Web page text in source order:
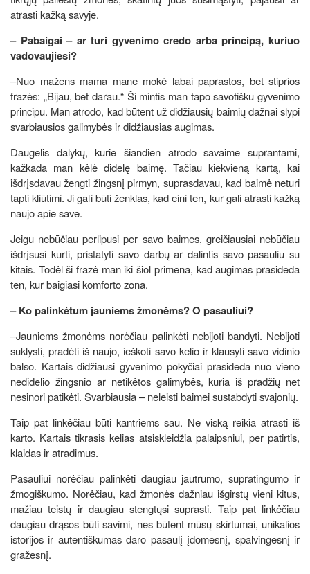
atrasti kažką savyje.
– Pabaigai – ar turi gyvenimo credo arba principą, kuriuo
vadovaujiesi?
–Nuo mažens mama mane mokė labai paprastos, bet stiprios
frazės: „Bijau, bet darau.“ Ši mintis man tapo savotišku gyvenimo
principu. Man atrodo, kad būtent už didžiausių baimių dažnai slypi
svarbiausios galimybės ir didžiausias augimas.
Daugelis dalykų, kurie šiandien atrodo savaime suprantami,
kažkada man kėlė didelę baimę. Tačiau kiekvieną kartą, kai
išdrįsdavau žengti žingsnį pirmyn, suprasdavau, kad baimė neturi
tapti kliūtimi. Ji gali būti ženklas, kad eini ten, kur gali atrasti kažką
naujo apie save.
Jeigu nebūčiau perlipusi per savo baimes, greičiausiai nebūčiau
išdrįsusi kurti, pristatyti savo darbų ar dalintis savo pasauliu su
kitais. Todėl ši frazė man iki šiol primena, kad augimas prasideda
ten, kur baigiasi komforto zona.
– Ko palinkėtum jauniems žmonėms? O pasauliui?
–Jauniems žmonėms norėčiau palinkėti nebijoti bandyti. Nebijoti
suklysti, pradėti iš naujo, ieškoti savo kelio ir klausyti savo vidinio
balso. Kartais didžiausi gyvenimo pokyčiai prasideda nuo vieno
nedidelio žingsnio ar netikėtos galimybės, kuria iš pradžių net
nesinori patikėti. Svarbiausia – neleisti baimei sustabdyti svajonių.
Taip pat linkėčiau būti kantriems sau. Ne viską reikia atrasti iš
karto. Kartais tikrasis kelias atsiskleidžia palaipsniui, per patirtis,
klaidas ir atradimus.
Pasauliui norėčiau palinkėti daugiau jautrumo, supratingumo ir
žmogiškumo. Norėčiau, kad žmonės dažniau išgirstų vieni kitus,
mažiau teistų ir daugiau stengtųsi suprasti. Taip pat linkėčiau
daugiau drąsos būti savimi, nes būtent mūsų skirtumai, unikalios
istorijos ir autentiškumas daro pasaulį įdomesnį, spalvingesnį ir
gražesnį.